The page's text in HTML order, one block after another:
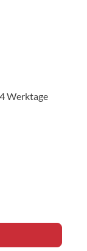
Werktage